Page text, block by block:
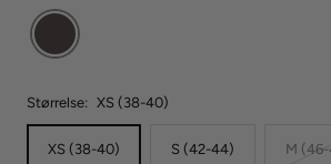
Størrelse: XS (38-40)
XS (38-40) S (42-44) M